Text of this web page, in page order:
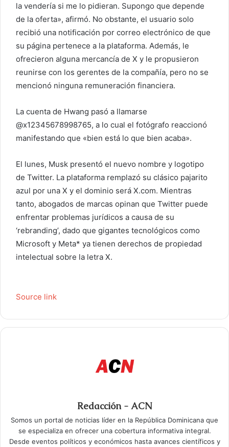
e
l
e
c
t
r
ó
i
c
la vendería si me lo pidieran. Supongo que depende
de la oferta», afirmó. No obstante, el usuario solo
recibió una notificación por correo electrónico de que
su página pertenece a la plataforma. Además, le
ofrecieron alguna mercancía de X y le propusieron
reunirse con los gerentes de la compañía, pero no se
mencionó ninguna remuneración financiera.
La cuenta de Hwang pasó a llamarse
@x12345678998765, a lo cual el fotógrafo reaccionó
manifestando que «bien está lo que bien acaba».
El lunes, Musk presentó el nuevo nombre y logotipo
de Twitter. La plataforma remplazó su clásico pajarito
azul por una X y el dominio será X.com. Mientras
tanto, abogados de marcas opinan que Twitter puede
enfrentar problemas jurídicos a causa de su
‘rebranding’, dado que gigantes tecnológicos como
Microsoft y Meta* ya tienen derechos de propiedad
intelectual sobre la letra X.
Source link
Redacción - ACN
Somos un portal de noticias líder en la República Dominicana que
se especializa en ofrecer una cobertura informativa integral.
Desde eventos políticos y económicos hasta avances científicos y